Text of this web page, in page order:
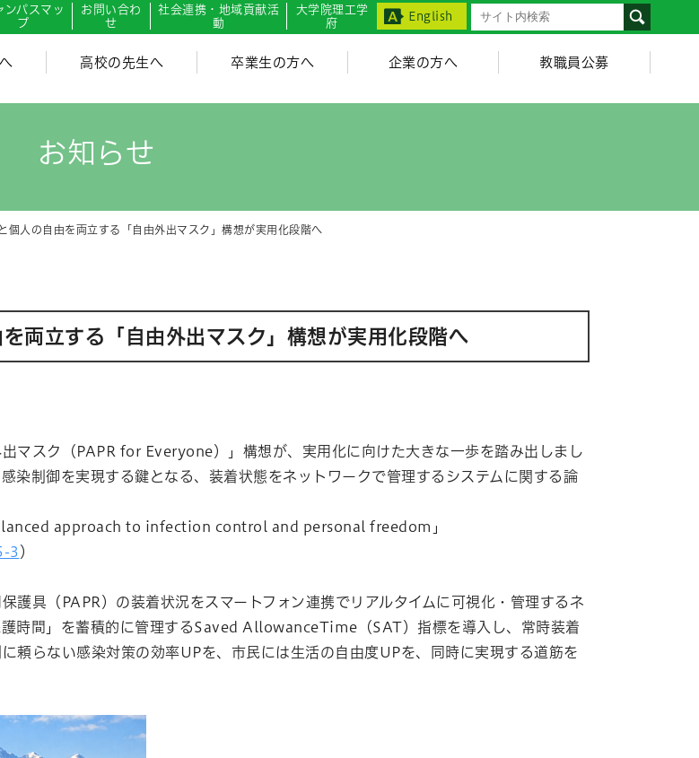
ンパスマッ
プ
お問い合わ
せ
社会連携・地域貢献活
動
大学院理工学
府
English
高校の先生へ 卒業生の方へ 企業の方へ 教職員公募
お知らせ
個人の自由を両立する「自由外出マスク」構想が実用化段階へ
両立する「自由外出マスク」構想が実用化段階へ
マスク（PAPR for Everyone）」構想が、実用化に向けた大きな一歩を踏み出しまし
染制御を実現する鍵となる、装着状態をネットワークで管理するシステムに関する論
approach to infection control and personal freedom」
3 ）
護具（PAPR）の装着状況をスマートフォン連携でリアルタイムに可視化・管理するネ
時間」を蓄積的に管理するSaved AllowanceTime（SAT）指標を導入し、常時装着
頼らない感染対策の効率UPを、市民には生活の自由度UPを、同時に実現する道筋を